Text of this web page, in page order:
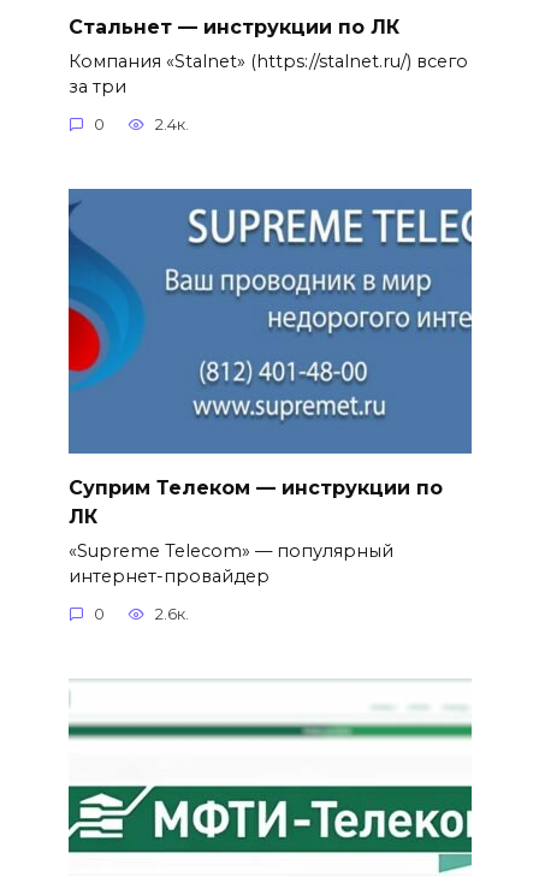
Стальнет — инструкции по ЛК
Компания «Stalnet» (https://stalnet.ru/) всего
за три
0 2.4к.
Суприм Телеком — инструкции по
ЛК
«Supreme Telecom» — популярный
интернет-провайдер
0 2.6к.